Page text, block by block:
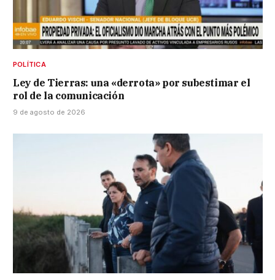
POLÍTICA
Ley de Tierras: una «derrota» por subestimar el
rol de la comunicación
9 de agosto de 2026